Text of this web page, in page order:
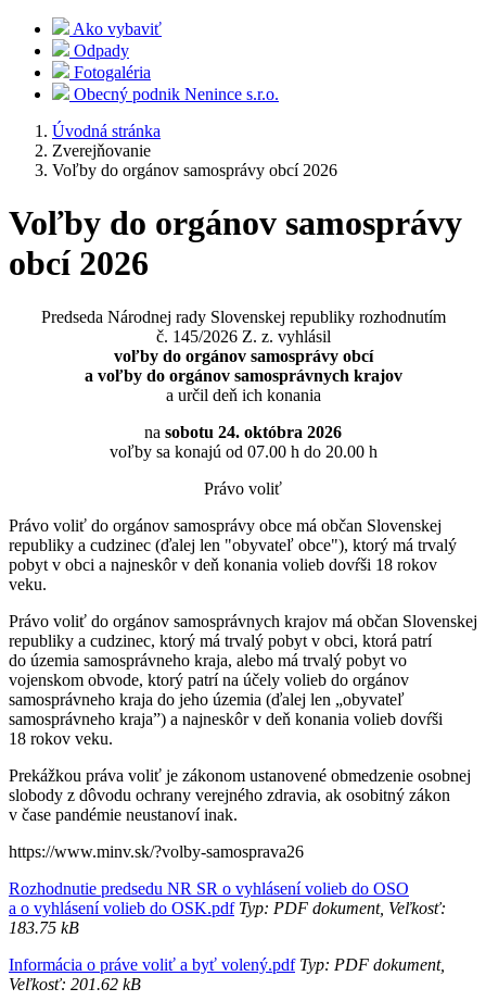
Ako vybaviť
Odpady
Fotogaléria
Obecný podnik Nenince s.r.o.
Úvodná stránka
Zverejňovanie
Voľby do orgánov samosprávy obcí 2026
Voľby do orgánov samosprávy
obcí 2026
Predseda Národnej rady Slovenskej republiky rozhodnutím
č. 145/2026 Z. z. vyhlásil
voľby do orgánov samosprávy obcí
a voľby do orgánov samosprávnych krajov
a určil deň ich konania
na sobotu 24. októbra 2026
voľby sa konajú od 07.00 h do 20.00 h
Právo voliť
Právo voliť do orgánov samosprávy obce má občan Slovenskej
republiky a cudzinec (ďalej len "obyvateľ obce"), ktorý má trvalý
pobyt v obci a najneskôr v deň konania volieb dovŕši 18 rokov
veku.
Právo voliť do orgánov samosprávnych krajov má občan Slovenskej
republiky a cudzinec, ktorý má trvalý pobyt v obci, ktorá patrí
do územia samosprávneho kraja, alebo má trvalý pobyt vo
vojenskom obvode, ktorý patrí na účely volieb do orgánov
samosprávneho kraja do jeho územia (ďalej len „obyvateľ
samosprávneho kraja”) a najneskôr v deň konania volieb dovŕši
18 rokov veku.
Prekážkou práva voliť je zákonom ustanovené obmedzenie osobnej
slobody z dôvodu ochrany verejného zdravia, ak osobitný zákon
v čase pandémie neustanoví inak.
https://www.minv.sk/?volby-samosprava26
Rozhodnutie predsedu NR SR o vyhlásení volieb do OSO
a o vyhlásení volieb do OSK.pdfTyp: PDF dokument, Veľkosť:
183.75 kB
Informácia o práve voliť a byť volený.pdfTyp: PDF dokument,
Veľkosť: 201.62 kB